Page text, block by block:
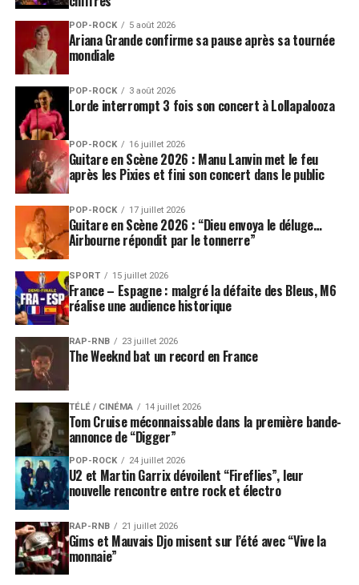
POP-ROCK 5 août 2026
Ariana Grande confirme sa pause après sa tournée
mondiale
POP-ROCK 3 août 2026
Lorde interrompt 3 fois son concert à Lollapalooza
POP-ROCK 16 juillet 2026
Guitare en Scène 2026 : Manu Lanvin met le feu
après les Pixies et fini son concert dans le public
POP-ROCK 17 juillet 2026
Guitare en Scène 2026 : “Dieu envoya le déluge…
Airbourne répondit par le tonnerre”
SPORT 15 juillet 2026
France – Espagne : malgré la défaite des Bleus, M6
réalise une audience historique
RAP-RNB 23 juillet 2026
The Weeknd bat un record en France
TÉLÉ / CINÉMA 14 juillet 2026
Tom Cruise méconnaissable dans la première bande-
annonce de “Digger”
POP-ROCK 24 juillet 2026
U2 et Martin Garrix dévoilent “Fireflies”, leur
nouvelle rencontre entre rock et électro
RAP-RNB 21 juillet 2026
Gims et Mauvais Djo misent sur l’été avec “Vive la
monnaie”